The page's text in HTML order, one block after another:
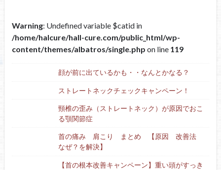
Warning: Undefined variable $catid in
/home/halcure/hall-cure.com/public_html/wp-
content/themes/albatros/single.php on line 119
顔が前に出ているかも・・なんとかなる？
ストレートネックチェックキャンペーン！
頸椎の歪み（ストレートネック）が原因でおこ
る顎関節症
首の痛み 肩こり まとめ 【原因 改善法
なぜ？を解決】
【首の根本改善キャンペーン】重い頭がすっき